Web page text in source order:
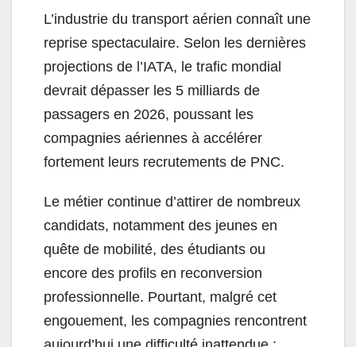
L’industrie du transport aérien connaît une
reprise spectaculaire. Selon les dernières
projections de l’IATA, le trafic mondial
devrait dépasser les 5 milliards de
passagers en 2026, poussant les
compagnies aériennes à accélérer
fortement leurs recrutements de PNC.
Le métier continue d’attirer de nombreux
candidats, notamment des jeunes en
quête de mobilité, des étudiants ou
encore des profils en reconversion
professionnelle. Pourtant, malgré cet
engouement, les compagnies rencontrent